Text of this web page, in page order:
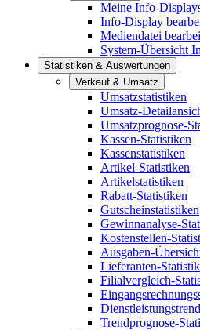
Meine Info-
Info-Display
Mediendatei
System-Übersicht
Statistiken & Auswertungen
Verkauf & Umsatz
Umsatzstatistiken
Umsatz-
Umsatzprognose-
Kassen-Statistiken
Kassenstatistiken
Artikel-Statistiken
Artikelstatistiken
Rabatt-Statistiken
Gutscheinstatistiken
Gewinnanalyse-
Kostenstellen-
Ausgaben-
Lieferanten-
Filialvergleich-
Trendprognose-